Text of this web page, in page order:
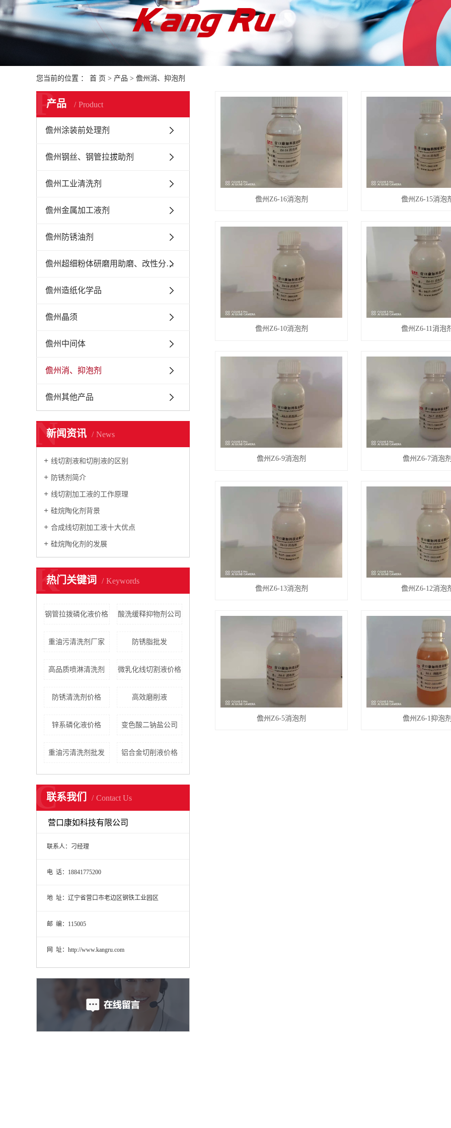
您当前的位置 ： 首 页 > 产品 > 儋州消、抑泡剂
产品 Product
P
儋州涂装前处理剂
儋州钢丝、钢管拉拔助剂
儋州工业清洗剂
儋州金属加工液剂
儋州防锈油剂
儋州超细粉体研磨用助磨、改性分散剂
儋州造纸化学品
儋州晶须
儋州中间体
儋州消、抑泡剂
儋州其他产品
新闻资讯 News
N
线切割液和切削液的区别
防锈剂简介
线切割加工液的工作原理
硅烷陶化剂背景
合成线切割加工液十大优点
硅烷陶化剂的发展
热门关键词 Keywords
K
钢管拉拨磷化液价格 酸洗缓释抑物剂公司
重油污清洗剂厂家 防锈脂批发
高品质喷淋清洗剂 微乳化线切割液价格
防锈清洗剂价格 高效磨削液
锌系磷化液价格 变色酸二钠盐公司
重油污清洗剂批发 铝合金切削液价格
联系我们 Contact Us
C
营口康如科技有限公司
联系人：刁经理
电 话：18841775200
地 址：辽宁省营口市老边区钢铁工业园区
邮 编：115005
网 址：http://www.kangru.com
儋州Z6-16消泡剂 儋州Z6-15消泡
儋州Z6-10消泡剂 儋州Z6-11消泡
儋州Z6-9消泡剂 儋州Z6-7消泡
儋州Z6-13消泡剂 儋州Z6-12消泡
儋州Z6-5消泡剂 儋州Z6-1抑泡